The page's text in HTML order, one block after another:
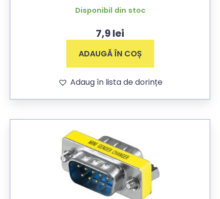
Disponibil din stoc
7,9lei
ADAUGĂ ÎN COȘ
Adaug în lista de dorințe